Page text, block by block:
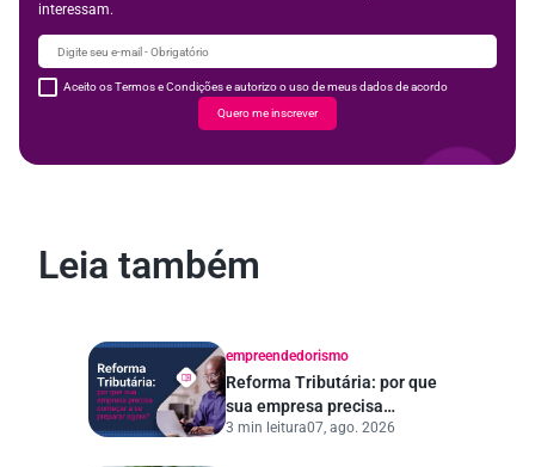
interessam.
Aceito os Termos e Condições e autorizo o uso de meus dados de acordo
Quero me inscrever
Leia também
empreendedorismo
Reforma Tributária: por que
sua empresa precisa
começar a se preparar
3 min leitura07, ago. 2026